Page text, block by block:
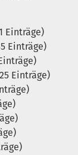
Einträge)
Einträge)
Einträge)